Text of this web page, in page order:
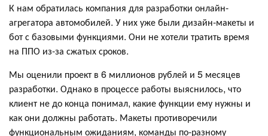
К нам обратилась компания для разработки онлайн-
агрегатора автомобилей. У них уже были дизайн-макеты и
бот с базовыми функциями. Они не хотели тратить время
на ППО из-за сжатых сроков.
Мы оценили проект в 6 миллионов рублей и 5 месяцев
разработки. Однако в процессе работы выяснилось, что
клиент не до конца понимал, какие функции ему нужны и
как они должны работать. Макеты противоречили
функциональным ожиданиям, команды по-разному